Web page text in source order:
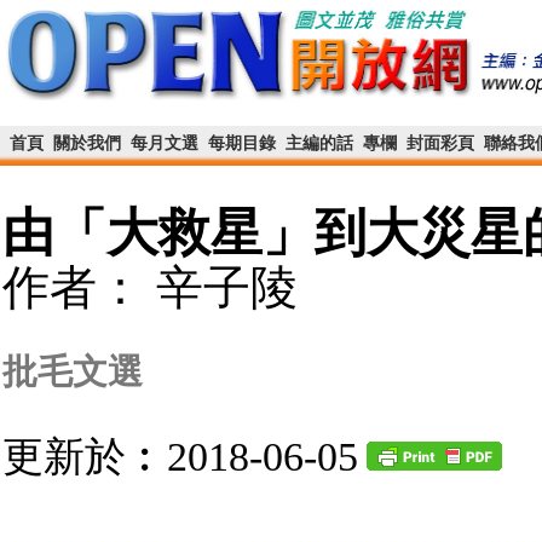
首頁 關於我們 每月文選 每期目錄 主編的話 專欄 封面彩頁 聯絡我
由「大救星」到大災星
作者： 辛子陵
批毛文選
更新於︰2018-06-05